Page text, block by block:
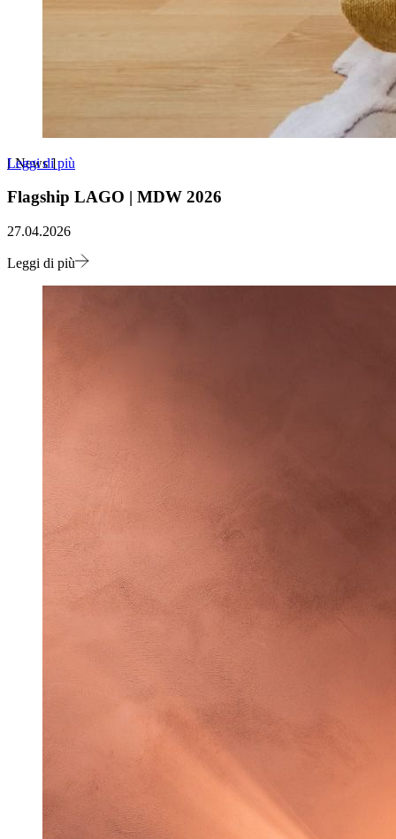
Leggi di più
[News]
Flagship LAGO | MDW 2026
27.04.2026
Leggi di più